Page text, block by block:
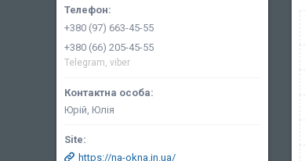
+380 (97) 663-45-55
+380 (66) 205-45-55
Telegram, viber
Юрій, Юлія
https://na-okna.in.ua/